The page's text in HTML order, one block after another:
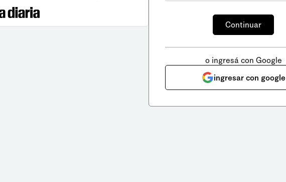
o ingresá con Google
ingresar con google